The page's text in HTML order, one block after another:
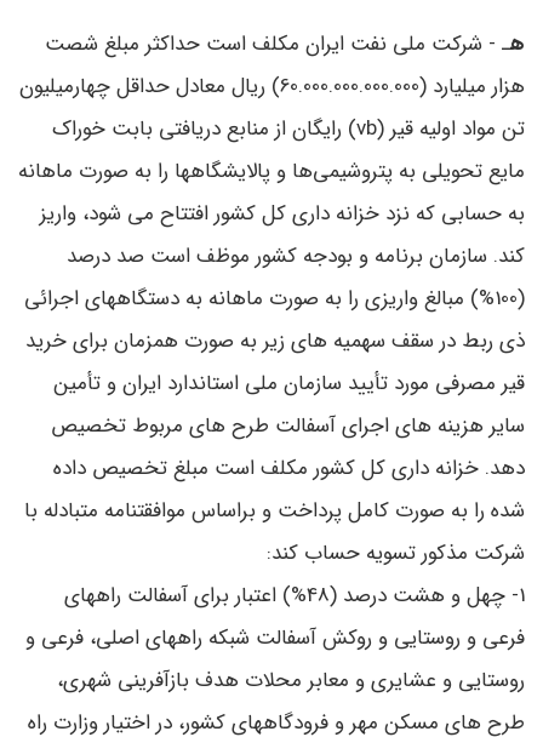
هـ - شرکت ملی نفت ایران مکلف است حداکثر مبلغ شصت
هزار میلیارد (60.000.000.000.000) ریال معادل حداقل چهارمیلیون
تن مواد اولیه قیر (vb) رایگان از منابع دریافتی بابت خوراک
مایع تحویلی به پتروشیمی‌ها و پالایشگاهها را به صورت ماهانه
به حسابی که نزد خزانه ‌داری کل کشور افتتاح می ‌شود، واریز
کند. سازمان برنامه و بودجه کشور موظف است صد ‌درصد
(100%) مبالغ واریزی را به صورت ماهانه به دستگاههای اجرائی
ذی‌ ربط در سقف سهمیه‌ های زیر به‌ صورت همزمان برای خرید
قیر مصرفی مورد تأیید سازمان ملی استاندارد ایران و تأمین
سایر هزینه‌ های اجرای آسفالت طرح ‌های مربوط تخصیص
دهد. خزانه‌ داری کل کشور مکلف است مبلغ تخصیص داده
‌شده را به‌ صورت کامل پرداخت و براساس موافقتنامه متبادله با
شرکت مذکور تسویه‌ حساب کند:
1- چهل و هشت ‌‌درصد ‌(48%) اعتبار برای آسفالت راههای
فرعی و روستایی و روکش آسفالت شبکه راههای اصلی، فرعی و
روستایی و عشایری و معابر محلات هدف بازآفرینی شهری،
طرح‌ های مسکن مهر و فرودگاههای کشور، در اختیار وزارت راه